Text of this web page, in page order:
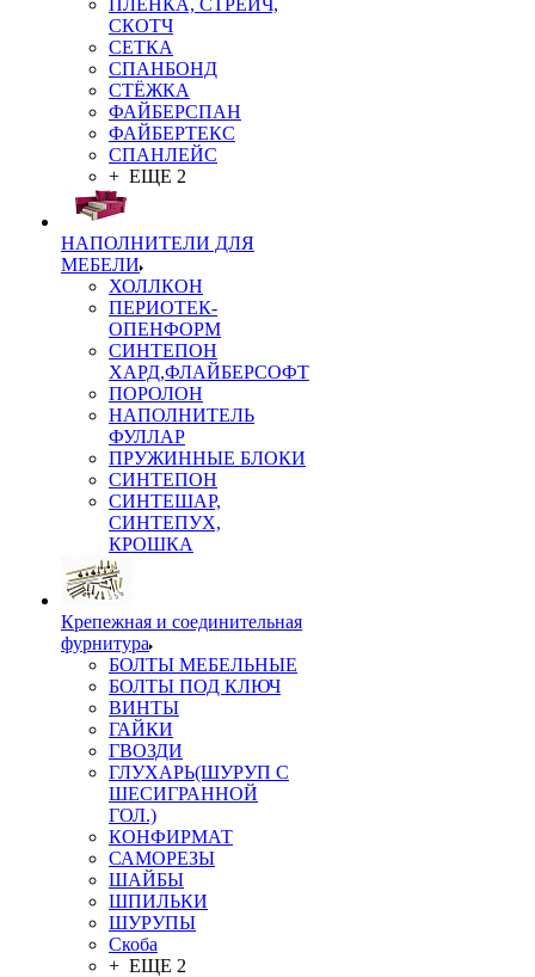
ПЛЁНКА, СТРЕЙЧ,
СКОТЧ
СЕТКА
СПАНБОНД
СТЁЖКА
ФАЙБЕРСПАН
ФАЙБЕРТЕКС
СПАНЛЕЙС
+ ЕЩЕ 2
НАПОЛНИТЕЛИ ДЛЯ
МЕБЕЛИ
ХОЛЛКОН
ПЕРИОТЕК-
ОПЕНФОРМ
СИНТЕПОН
ХАРД,ФЛАЙБЕРСОФТ
ПОРОЛОН
НАПОЛНИТЕЛЬ
ФУЛЛАР
ПРУЖИННЫЕ БЛОКИ
СИНТЕПОН
СИНТЕШАР,
СИНТЕПУХ,
КРОШКА
Крепежная и соединительная
фурнитура
БОЛТЫ МЕБЕЛЬНЫЕ
БОЛТЫ ПОД КЛЮЧ
ВИНТЫ
ГАЙКИ
ГВОЗДИ
ГЛУХАРЬ(ШУРУП С
ШЕСИГРАННОЙ
ГОЛ.)
КОНФИРМАТ
САМОРЕЗЫ
ШАЙБЫ
ШПИЛЬКИ
ШУРУПЫ
Скоба
+ ЕЩЕ 2